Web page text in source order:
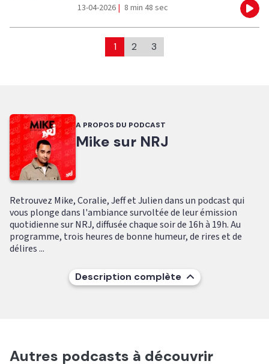
13-04-2026 | 8 min 48 sec
1 2 3
A PROPOS DU PODCAST
Mike sur NRJ
Retrouvez Mike, Coralie, Jeff et Julien dans un podcast qui
vous plonge dans l'ambiance survoltée de leur émission
quotidienne sur NRJ, diffusée chaque soir de 16h à 19h. Au
programme, trois heures de bonne humeur, de rires et de
délires ...
Description complète
Autres podcasts à découvrir